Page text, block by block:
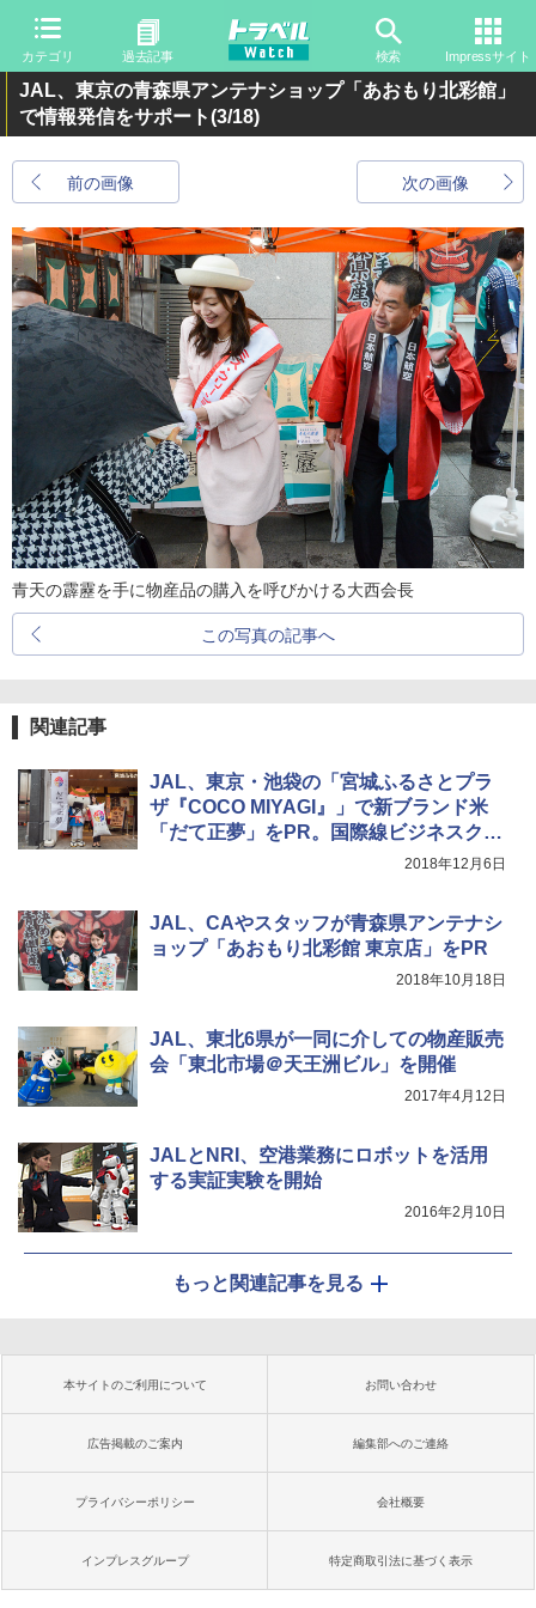
カテゴリ 過去記事 検索 Impressサイト
JAL、東京の青森県アンテナショップ「あおもり北彩館」
で情報発信をサポート(3/18)
前の画像 次の画像
青天の霹靂を手に物産品の購入を呼びかける大西会長
この写真の記事へ
関連記事
JAL、東京・池袋の「宮城ふるさとプラ
ザ『COCO MIYAGI』」で新ブランド米
「だて正夢」をPR。国際線ビジネスクラ
2018年12月6日
JAL、CAやスタッフが青森県アンテナシ
ョップ「あおもり北彩館 東京店」をPR
2018年10月18日
JAL、東北6県が一同に介しての物産販売
会「東北市場＠天王洲ビル」を開催
2017年4月12日
JALとNRI、空港業務にロボットを活用
する実証実験を開始
2016年2月10日
もっと関連記事を見る
本サイトのご利用について お問い合わせ
広告掲載のご案内 編集部へのご連絡
プライバシーポリシー 会社概要
インプレスグループ 特定商取引法に基づく表示